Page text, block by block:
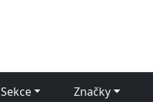
Sekce Značky